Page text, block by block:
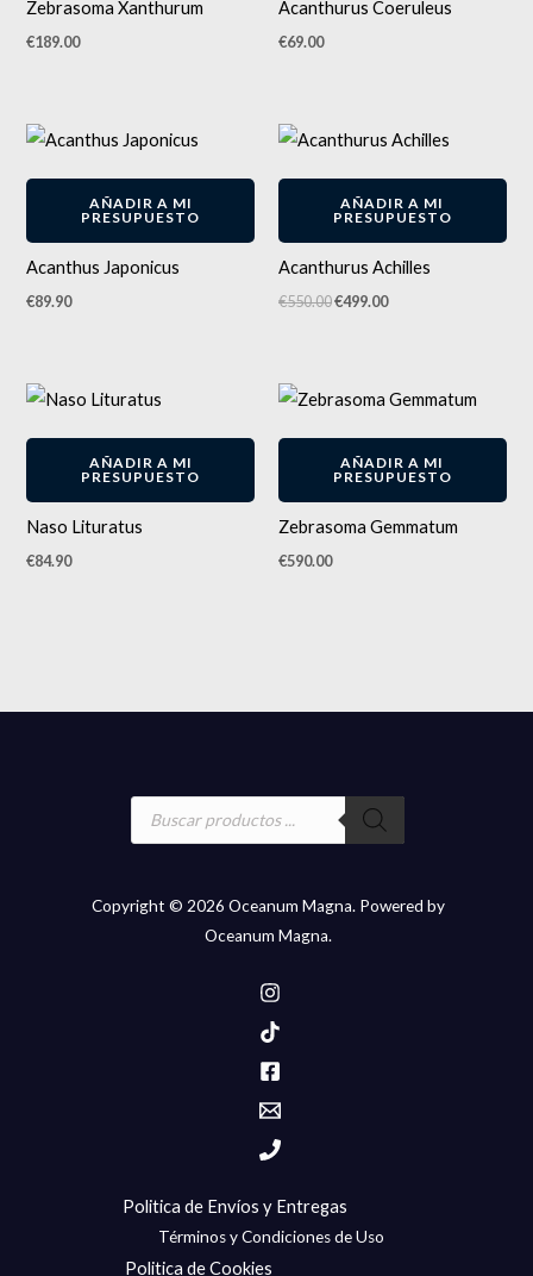
Zebrasoma Xanthurum
€189.00
Acanthurus Coeruleus
€69.00
AÑADIR A MI
PRESUPUESTO
Acanthus Japonicus
€89.90
-9%
AÑADIR A MI
PRESUPUESTO
Acanthurus Achilles
€550.00
El
precio
€550.00.
€499.00
El
precio
€499.00.
AÑADIR A MI
PRESUPUESTO
Naso Lituratus
€84.90
AÑADIR A MI
PRESUPUESTO
Zebrasoma Gemmatum
€590.00
Búsqueda
Copyright © 2026 Oceanum Magna. Powered by
Oceanum Magna.
Politica de Envíos y Entregas
Términos y Condiciones de Uso
Politica de Cookies